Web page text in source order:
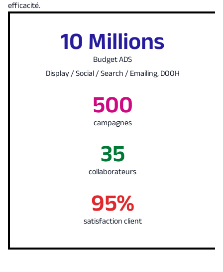
efficacité.
10 Millions
Budget ADS
Display / Social / Search / Emailing, DOOH
500
campagnes
35
collaborateurs
95%
satisfaction client